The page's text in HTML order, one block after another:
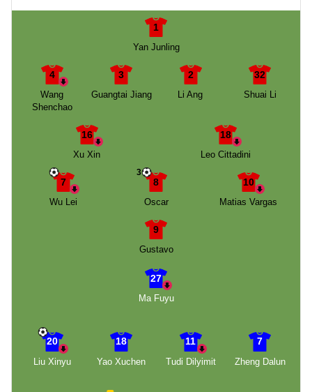
1
Yan Junling
4
Wang
Shenchao
3
Guangtai Jiang
2
Li Ang
32
Shuai Li
16
Xu Xin
18
Leo Cittadini
7
Wu Lei
8
3
Oscar
10
Matias Vargas
9
Gustavo
27
Ma Fuyu
20
Liu Xinyu
18
Yao Xuchen
11
Tudi Dilyimit
7
Zheng Dalun